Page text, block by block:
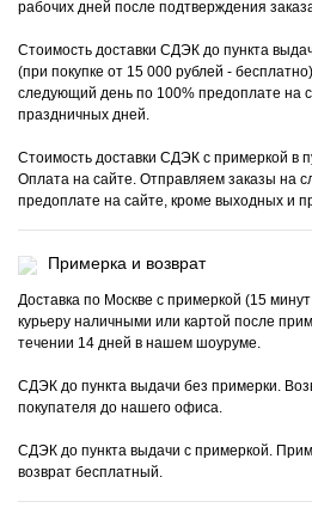
рабочих дней после подтверждения
Стоимость доставки СДЭК до пункта
(при покупке от 15 000 рублей -
следующий день по 100% предоплате на
праздничных дней.
Стоимость доставки СДЭК с примеркой в
Оплата на сайте. Отправляем заказы на
предоплате на сайте, кроме выходных и
Примерка и возврат
Доставка по Москве с примеркой (15
курьеру наличными или картой после
течении 14 дней в нашем шоуруме.
СДЭК до пункта выдачи без примерки.
покупателя до нашего офиса.
СДЭК до пункта выдачи с примеркой.
возврат бесплатный.